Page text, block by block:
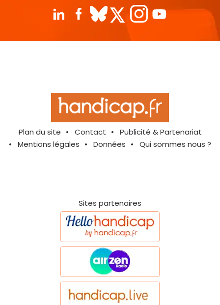
Plan du site Contact
Publicité & Partenariat
Mentions légales
Données Qui sommes nous ?
Sites partenaires